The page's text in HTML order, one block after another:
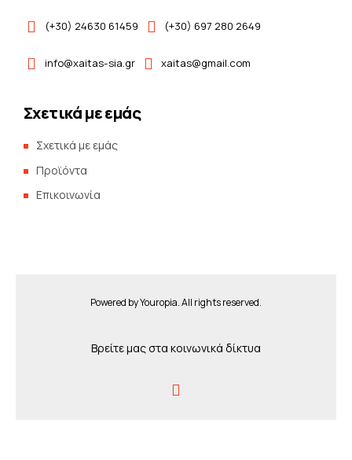
(+30) 24630 61459 (+30) 697 280 2649
info@xaitas-sia.gr xaitas@gmail.com
Σχετικά με εμάς
Σχετικά με εμάς
Προϊόντα
Επικοινωνία
Powered byYouropia. All rights reserved.
Βρείτε μας στα κοινωνικά δίκτυα